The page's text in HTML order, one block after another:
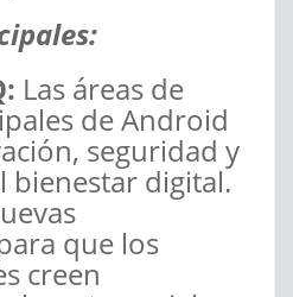
Las áreas de
de Android
seguridad y
bienestar digital.
que los
creen